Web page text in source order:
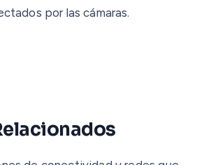
por las cámaras.